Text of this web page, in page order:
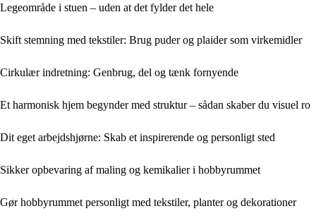
Legeområde i stuen – uden at det fylder det hele
Skift stemning med tekstiler: Brug puder og plaider som virkemidler
Cirkulær indretning: Genbrug, del og tænk fornyende
Et harmonisk hjem begynder med struktur – sådan skaber du visuel ro
Dit eget arbejdshjørne: Skab et inspirerende og personligt sted
Sikker opbevaring af maling og kemikalier i hobbyrummet
Gør hobbyrummet personligt med tekstiler, planter og dekorationer